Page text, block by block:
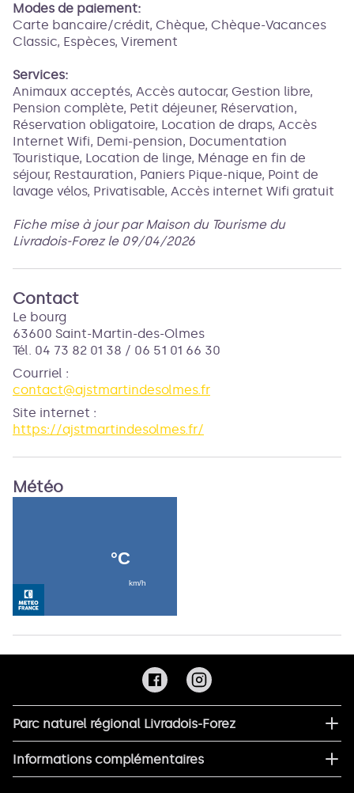
Modes de paiement:
Carte bancaire/crédit, Chèque, Chèque-Vacances
Classic, Espèces, Virement
Services:
Animaux acceptés, Accès autocar, Gestion libre,
Pension complète, Petit déjeuner, Réservation,
Réservation obligatoire, Location de draps, Accès
Internet Wifi, Demi-pension, Documentation
Touristique, Location de linge, Ménage en fin de
séjour, Restauration, Paniers Pique-nique, Point de
lavage vélos, Privatisable, Accès internet Wifi gratuit
Fiche mise à jour par Maison du Tourisme du
Livradois-Forez le 09/04/2026
Contact
Le bourg
63600 Saint-Martin-des-Olmes
Tél. 04 73 82 01 38 / 06 51 01 66 30
Courriel :
contact@ajstmartindesolmes.fr
Site internet :
https://ajstmartindesolmes.fr/
Météo
Parc naturel régional Livradois-Forez
Informations complémentaires